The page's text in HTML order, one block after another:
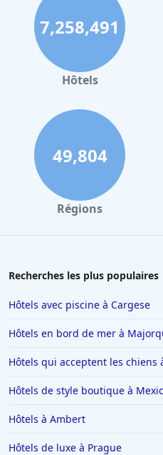
base par rapport à l'espace et
amical et dévoué enrichit
lieu de séjour confortable et
7,258,491
Hôtels
49,804
Régions
Recherches les plus populaires
Hôtels avec piscine à Cargese
Hôtels en bord de mer à
Hôtels qui acceptent les chiens
Hôtels de style boutique à
Hôtels à Ambert
Hôtels de luxe à Prague